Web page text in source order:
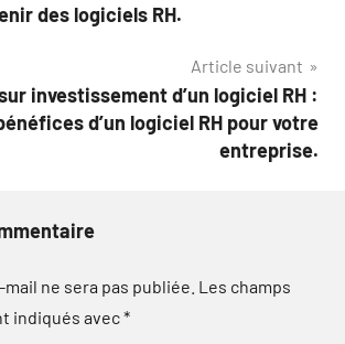
des logiciels RH.
Article suivant
investissement d’un logiciel RH :
d’un logiciel RH pour votre
entreprise.
ne sera pas publiée. Les champs
indiqués avec*